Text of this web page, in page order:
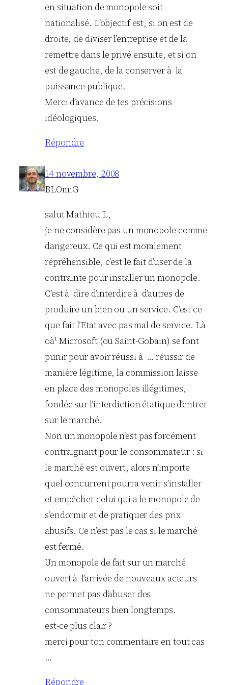
en situation de monopole soit
nationalisé. L’objectif est, si on est de
droite, de diviser l’entreprise et de la
remettre dans le privé ensuite, et si on
est de gauche, de la conserver à la
puissance publique.
Merci d’avance de tes précisions
idéologiques.
Répondre
14 novembre, 2008
BLOmiG
salut Mathieu L,
je ne considère pas un monopole comme
dangereux. Ce qui est moralement
répréhensible, c’est le fait d’user de la
contrainte pour installer un monopole.
C’est à dire d’interdire à d’autres de
produire un bien ou un service. C’est ce
que fait l’Etat avec pas mal de service. Là
oà¹ Microsoft (ou Saint-Gobain) se font
punir pour avoir réussi à … réussir de
manière légitime, la commission laisse
en place des monopoles illégitimes,
fondée sur l’interdiction étatique d’entrer
sur le marché.
Non un monopole n’est pas forcément
contraignant pour le consommateur : si
le marché est ouvert, alors n’importe
quel concurrent pourra venir s’installer
et empêcher celui qui a le monopole de
s’endormir et de pratiquer des prix
abusifs. Ce n’est pas le cas si le marché
est fermé.
Un monopole de fait sur un marché
ouvert à l’arrivée de nouveaux acteurs
ne permet pas d’abuser des
consommateurs bien longtemps.
est-ce plus clair ?
merci pour ton commentaire en tout cas
…
Répondre